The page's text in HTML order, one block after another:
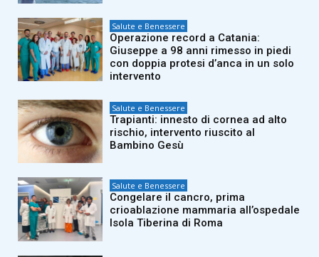
Salute e Benessere
Operazione record a Catania:
Giuseppe a 98 anni rimesso in piedi
con doppia protesi d’anca in un solo
intervento
Salute e Benessere
Trapianti: innesto di cornea ad alto
rischio, intervento riuscito al
Bambino Gesù
Salute e Benessere
Congelare il cancro, prima
crioablazione mammaria all’ospedale
Isola Tiberina di Roma